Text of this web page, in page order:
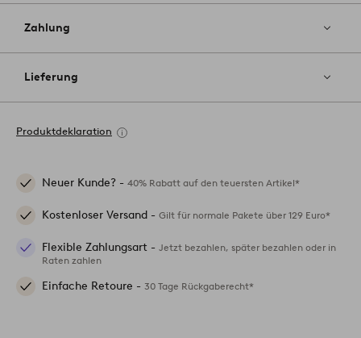
Zahlung
Lieferung
Produktdeklaration
Neuer Kunde? - 40% Rabatt auf den teuersten Artikel*
Kostenloser Versand - Gilt für normale Pakete über 129 Euro*
Flexible Zahlungsart - Jetzt bezahlen, später bezahlen oder in
Raten zahlen
Einfache Retoure - 30 Tage Rückgaberecht*